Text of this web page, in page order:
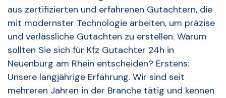
aus zertifizierten und erfahrenen Gutachtern, die
mit modernster Technologie arbeiten, um präzise
und verlässliche Gutachten zu erstellen. Warum
sollten Sie sich für Kfz Gutachter 24h in
Neuenburg am Rhein entscheiden? Erstens:
Unsere langjährige Erfahrung. Wir sind seit
mehreren Jahren in der Branche tätig und kennen